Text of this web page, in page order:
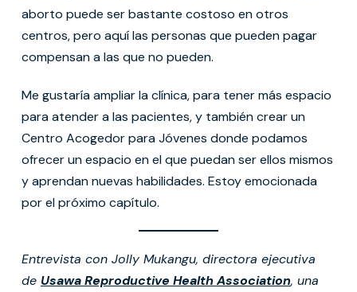
aborto puede ser bastante costoso en otros
centros, pero aquí las personas que pueden pagar
compensan a las que no pueden.
Me gustaría ampliar la clínica, para tener más espacio
para atender a las pacientes, y también crear un
Centro Acogedor para Jóvenes donde podamos
ofrecer un espacio en el que puedan ser ellos mismos
y aprendan nuevas habilidades. Estoy emocionada
por el próximo capítulo.
Entrevista con Jolly Mukangu, directora ejecutiva
de Usawa Reproductive Health Association, una